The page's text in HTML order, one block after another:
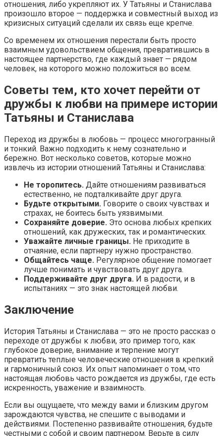
отношения, либо укрепляют их. У Татьяны и Станислава
произошло второе — поддержка и совместный выход из
кризисных ситуаций сделали их связь еще крепче.
Со временем их отношения перестали быть просто
взаимным удовольствием общения, превратившись в
настоящее партнерство, где каждый знает — рядом
человек, на которого можно положиться во всем.
Советы тем, кто хочет перейти от
дружбы к любви на примере истории
Татьяны и Станислава
Переход из дружбы в любовь — процесс многогранный
и тонкий. Важно подходить к нему сознательно и
бережно. Вот несколько советов, которые можно
извлечь из истории отношений Татьяны и Станислава:
Не торопитесь. Дайте отношениям развиваться
естественно, не подталкивайте друг друга.
Будьте открытыми. Говорите о своих чувствах и
страхах, не боитесь быть уязвимыми.
Сохраняйте доверие. Это основа любых крепких
отношений, как дружеских, так и романтических.
Уважайте личные границы. Не приходите в
отчаяние, если партнеру нужно пространство.
Общайтесь чаще. Регулярное общение помогает
лучше понимать и чувствовать друг друга.
Поддерживайте друг друга. И в радости, и в
испытаниях — это знак настоящей любви.
Заключение
История Татьяны и Станислава — это не просто рассказ о
переходе от дружбы к любви, это пример того, как
глубокое доверие, внимание и терпение могут
превратить теплые человеческие отношения в крепкий
и гармоничный союз. Их опыт напоминает о том, что
настоящая любовь часто рождается из дружбы, где есть
искренность, уважение и взаимность.
Если вы ощущаете, что между вами и близким другом
зарождаются чувства, не спешите с выводами и
действиями. Постепенно развивайте отношения, будьте
честными с собой и своим партнером. Верьте в силу